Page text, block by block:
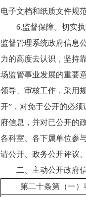
电子文档和纸质文件规
6.监督保障。切实
监督管理系统政府信息
力的高度去认识，坚持
场监管事业发展的重要
领导、审核工作，采用
开”，对免于公开的必
府信息，并对已公开的
各科室、各下属单位参
请公开、政务公开评议
二、主动公开政府
第二十条第（一）